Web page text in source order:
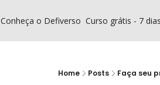
Conheça o Defiverso Curso grátis - 7
Home Posts Faça seu